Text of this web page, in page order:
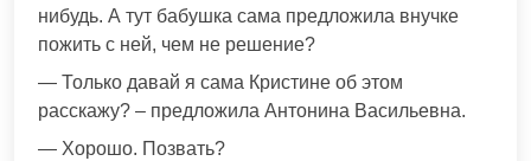
нибудь. А тут бабушка сама предложила внучке
пожить с ней, чем не решение?
— Только давай я сама Кристине об этом
расскажу? – предложила Антонина Васильевна.
— Хорошо. Позвать?